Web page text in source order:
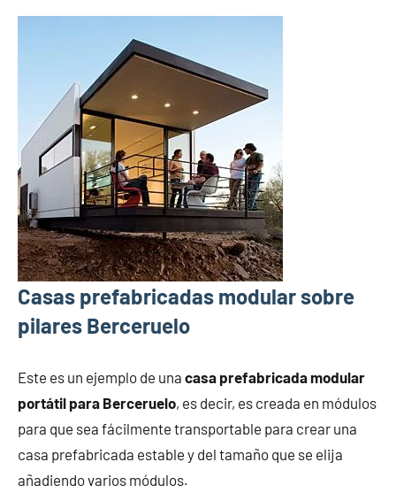
Casas prefabricadas modular sobre
pilares Berceruelo
Este es un ejemplo de una casa prefabricada modular
portátil para Berceruelo, es decir, es creada en módulos
para que sea fácilmente transportable para crear una
casa prefabricada estable y del tamaño que se elija
añadiendo varios módulos.